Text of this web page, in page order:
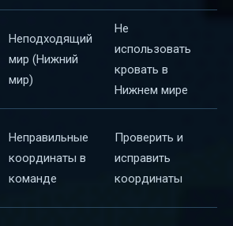
Неподходящий
мир (Нижний
мир)
Не
использовать
кровать в
Нижнем мире
Неправильные
координаты в
команде
Проверить и
исправить
координаты